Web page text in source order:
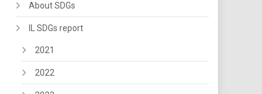
About SDGs
IL SDGs report
2021
2022